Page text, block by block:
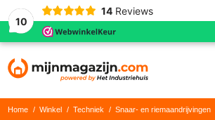
10
14 Reviews
Home / Winkel / Techniek / Snaar- en riemaandrijvingen